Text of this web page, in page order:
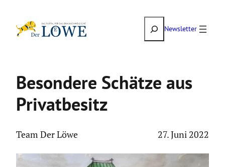
Inhalt
SuchenNewsletter
Besondere Schätze aus
Privat­be­sitz
Team Der Löwe 27. Juni 2022